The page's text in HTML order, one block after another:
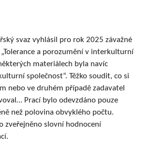
svaz vyhlásil pro rok 2025 závažné
a porozumění v interkulturní
materiálech byla navíc
společnost“. Těžko soudit, co si
nebo ve druhém případě zadavatel
Prací bylo odevzdáno pouze
než polovina obvyklého počtu.
zveřejněno slovní hodnocení